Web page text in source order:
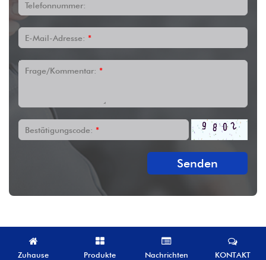
Telefonnummer:
E-Mail-Adresse: *
Frage/Kommentar: *
Bestätigungscode: *
Senden
Zuhause Produkte Nachrichten KONTAKT